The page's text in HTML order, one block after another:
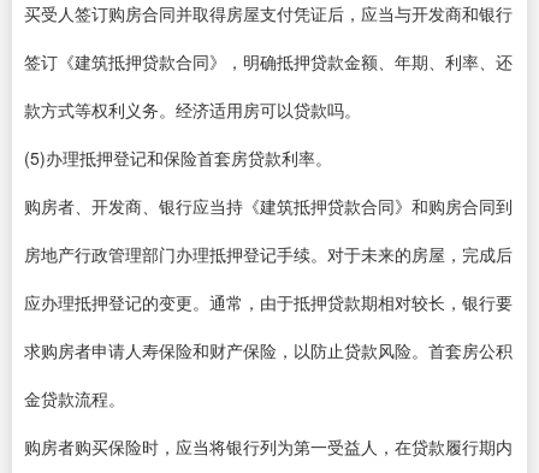
买受人签订购房合同并取得房屋支付凭证后，应当与开发商和银行
签订《建筑抵押贷款合同》，明确抵押贷款金额、年期、利率、还
款方式等权利义务。经济适用房可以贷款吗。
(5)办理抵押登记和保险首套房贷款利率。
购房者、开发商、银行应当持《建筑抵押贷款合同》和购房合同到
房地产行政管理部门办理抵押登记手续。对于未来的房屋，完成后
应办理抵押登记的变更。通常，由于抵押贷款期相对较长，银行要
求购房者申请人寿保险和财产保险，以防止贷款风险。首套房公积
金贷款流程。
购房者购买保险时，应当将银行列为第一受益人，在贷款履行期内